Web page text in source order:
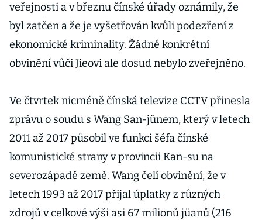
veřejnosti a v březnu čínské úřady oznámily, že
byl zatčen a že je vyšetřován kvůli podezření z
ekonomické kriminality. Žádné konkrétní
obvinění vůči Jieovi ale dosud nebylo zveřejněno.
Ve čtvrtek nicméně čínská televize CCTV přinesla
zprávu o soudu s Wang San-jünem, který v letech
2011 až 2017 působil ve funkci šéfa čínské
komunistické strany v provincii Kan-su na
severozápadě země. Wang čelí obvinění, že v
letech 1993 až 2017 přijal úplatky z různých
zdrojů v celkové výši asi 67 milionů jüanů (216